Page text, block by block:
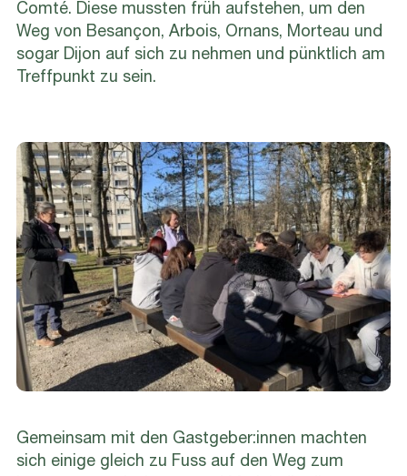
Comté. Diese mussten früh aufstehen, um den
Weg von Besançon, Arbois, Ornans, Morteau und
sogar Dijon auf sich zu nehmen und pünktlich am
Treffpunkt zu sein.
Gemeinsam mit den Gastgeber:innen machten
sich einige gleich zu Fuss auf den Weg zum